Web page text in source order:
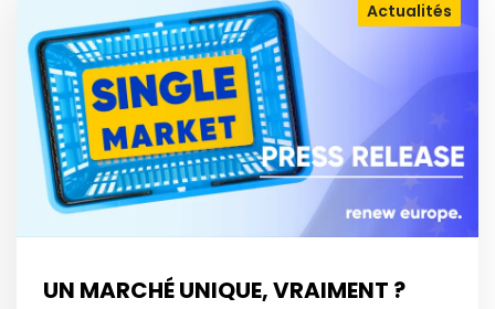
Actualités
UN MARCHÉ UNIQUE, VRAIMENT ?